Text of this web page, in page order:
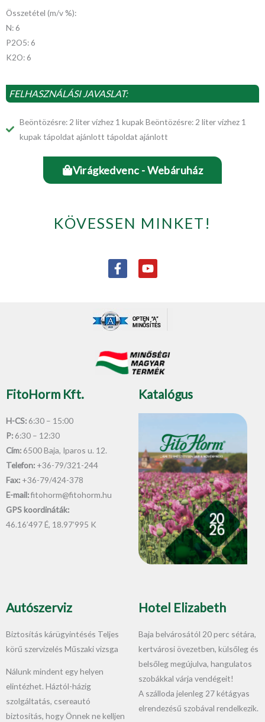
Összetétel (m/v %):
N: 6
P2O5: 6
K2O: 6
FELHASZNÁLÁSI JAVASLAT:
Beöntözésre: 2 liter vízhez 1 kupak Beöntözésre: 2 liter vízhez 1
kupak tápoldat ajánlott tápoldat ajánlott
Virágkedvenc - Webáruház
KÖVESSEN MINKET!
F
a
b
o
-
f
Y
o
u
b
FitoHorm Kft.
H-CS: 6:30 – 15:00
P: 6:30 – 12:30
Cím: 6500 Baja, Iparos u. 12.
Telefon: +36-79/321-244
Fax: +36-79/424-378
E-mail:fitohorm@fitohorm.hu
GPS koordináták:
46.16’497 É, 18.97’995 K
Katalógus
Autószerviz
Biztosítás kárügyintésés Teljes
körű szervizelés Műszaki vizsga
Nálunk mindent egy helyen
elintézhet. Háztól-házig
szolgáltatás, csereautó
biztosítás, hogy Önnek ne kelljen
Hotel Elizabeth
Baja belvárosától 20 perc sétára,
kertvárosi övezetben, külsőleg és
belsőleg megújulva, hangulatos
szobákkal várja vendégeit!
A szálloda jelenleg 27 kétágyas
elrendezésű szobával rendelkezik.